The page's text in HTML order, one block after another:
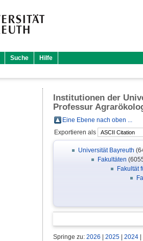
Suche Hilfe
Institutionen der
Professur
Eine Ebene nach oben ...
Exportieren als
Universität Bayreuth
Fakultäten
Fakultät
Springe zu: 2026 2025 2024